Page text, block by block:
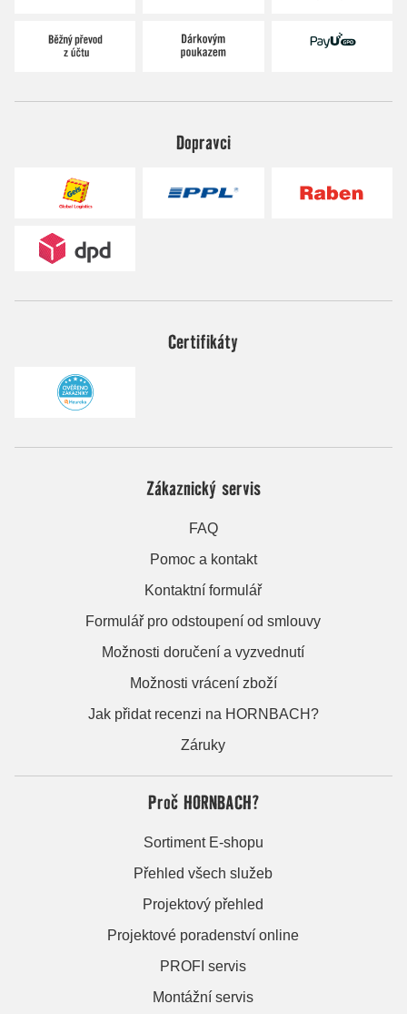
Dopravci
Certifikáty
Zákaznický servis
FAQ
Pomoc a kontakt
Kontaktní formulář
Formulář pro odstoupení od smlouvy
Možnosti doručení a vyzvednutí
Možnosti vrácení zboží
Jak přidat recenzi na HORNBACH?
Záruky
Proč HORNBACH?
Sortiment E-shopu
Přehled všech služeb
Projektový přehled
Projektové poradenství online
PROFI servis
Montážní servis